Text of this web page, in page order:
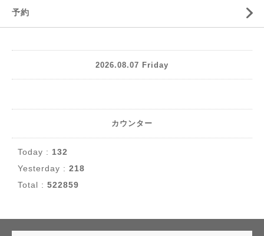
予約
2026.08.07 Friday
カウンター
Today : 132
Yesterday : 218
Total : 522859